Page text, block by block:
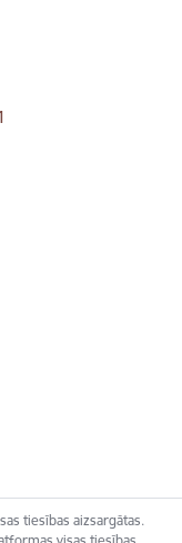
tiesības aizsargātas.